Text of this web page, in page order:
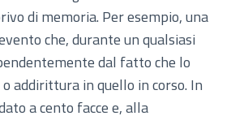
di memoria. Per esempio, una
che, durante un qualsiasi
dal fatto che lo
addirittura in quello in corso. In
a cento facce e, alla